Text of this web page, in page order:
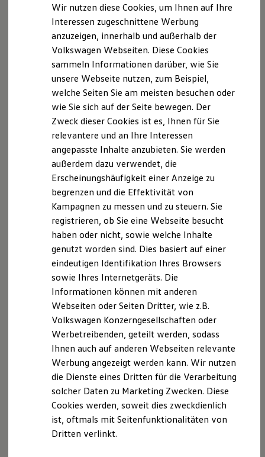
Laden unterwegs
Laden Zuhause
Ladestationen finden
Ladezeitensimulator
Batterie
Sicherheit
Nachhaltigkeit
Technologie
Kosten und Kauf
Kaufoptionen
E-Auto-Förderung
Software und Konnektivität
Die ID. Software 6
ID. Software Versionen und Updates
Digitale Extras
Schnittstellen zu Ihrem ID.
Hybridautos
Marke und Erlebnis
Volkswagen R und R Experience
R-Modelle
R Experience
Driving Experience
Volkswagen entdecken
Werkbesichtigung
Lifestyle Shop
T-Roc Kollektion
Golf Kollektion
ID. Kollektion
Volkswagen Kollektion
R-Kollektion
GTI Kollektion
Fußball Drop
we drive football
#wedriveproud
Besitzer und Service
Software Updates
Service und Ersatzteile
Stuttgart, HRB 105177
Umsatzsteuer-Identifikationsnummer nach §27a
Umsatzsteuergesetz: DE 813 082 336
Versicherungsvermittlerregister (
www.vermittlerregister.info)Register-Nr . D-1F4G-
M2T21-55
Hinweis gemäß § 36
Verbraucherstreitbeilegungsgesetz (VSBG)
Wir werden nicht an einem Streitbeilegungsverfahren
vor einer Verbraucherschlichtungsstelle im Sinne des
VSBG teilnehmen und sind hierzu auch nicht
verpflichtet.
Datenschutzerklärung
A. Verantwortlicher
Wir freuen uns, dass Sie unsere Webseite der
asw.AUTOMOBILE Bad Rappenau GmbH,
Riemenstraße 19 +22 74906 Bad Rappenau, E-Mail:
info@asw-automobile.debesuchen. Im Folgenden
informieren wir Sie über die Verarbeitung Ihrer
personenbezogenen Daten durch uns im
Zusammenhang mit Ihrem Besuch unserer Webseite.
B. Verarbeitung Ihrer personenbezogenen Daten
Unsere Webseite bietet Ihnen verschiedene
Wir nutzen diese Cookies, um Ihnen auf Ihre
Interessen zugeschnittene Werbung
anzuzeigen, innerhalb und außerhalb der
Volkswagen Webseiten. Diese Cookies
sammeln Informationen darüber, wie Sie
unsere Webseite nutzen, zum Beispiel,
welche Seiten Sie am meisten besuchen oder
wie Sie sich auf der Seite bewegen. Der
Zweck dieser Cookies ist es, Ihnen für Sie
relevantere und an Ihre Interessen
angepasste Inhalte anzubieten. Sie werden
außerdem dazu verwendet, die
Erscheinungshäufigkeit einer Anzeige zu
begrenzen und die Effektivität von
Kampagnen zu messen und zu steuern. Sie
registrieren, ob Sie eine Webseite besucht
haben oder nicht, sowie welche Inhalte
genutzt worden sind. Dies basiert auf einer
eindeutigen Identifikation Ihres Browsers
sowie Ihres Internetgeräts. Die
Informationen können mit anderen
Webseiten oder Seiten Dritter, wie z.B.
Volkswagen Konzerngesellschaften oder
Werbetreibenden, geteilt werden, sodass
Ihnen auch auf anderen Webseiten relevante
Werbung angezeigt werden kann. Wir nutzen
die Dienste eines Dritten für die Verarbeitung
solcher Daten zu Marketing Zwecken. Diese
Cookies werden, soweit dies zweckdienlich
ist, oftmals mit Seitenfunktionalitäten von
Dritten verlinkt.